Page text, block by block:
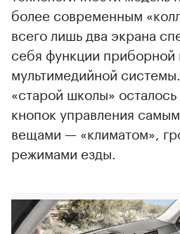
более современным
всего лишь два экрана
себя функции приборной
мультимедийной
«старой школы»
кнопок управления
вещами — «климатом»,
режимами езды.